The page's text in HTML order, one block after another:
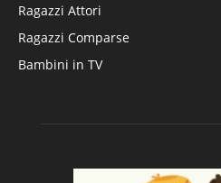
Ragazzi Attori
Ragazzi Comparse
Bambini in TV